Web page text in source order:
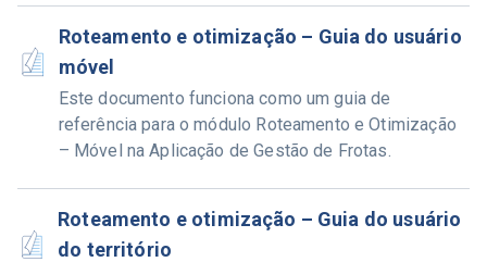
Roteamento e otimização – Guia do usuário
móvel
Este documento funciona como um guia de
referência para o módulo Roteamento e Otimização
– Móvel na Aplicação de Gestão de Frotas.
Roteamento e otimização – Guia do usuário
do território